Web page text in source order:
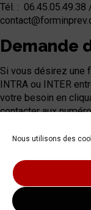
Nous utilisons des
Tél. : 06.45.05.49.38
contact
Demande
Si vous désirez une
INTRA ou INTER
votre besoin en
contacter aux
Nos